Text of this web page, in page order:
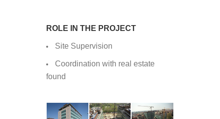
ROLE IN THE PROJECT
Site Supervision
Coordination with real estate
found